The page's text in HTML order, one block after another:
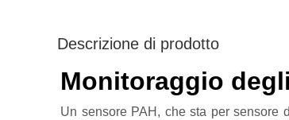
Descrizione di prodotto
Monitoraggio
Un sensore PAH, che sta per sensore